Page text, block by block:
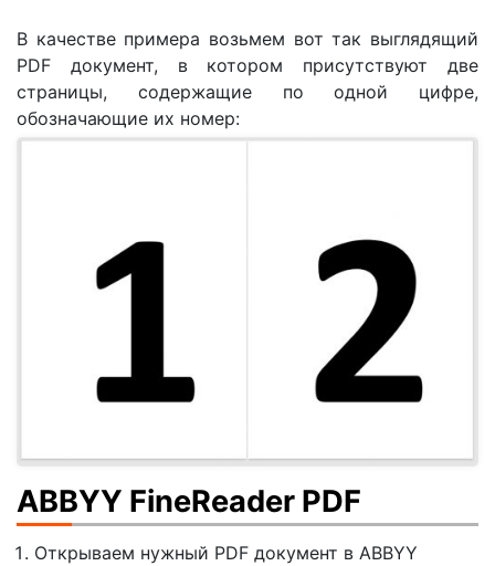
В качестве примера возьмем вот так выглядящий
PDF документ, в котором присутствуют две
страницы, содержащие по одной цифре,
обозначающие их номер:
ABBYY FineReader PDF
Открываем нужный PDF документ в ABBYY